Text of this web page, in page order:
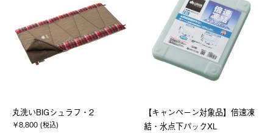
丸洗いBIGシュラフ・2
￥8,800 (税込)
【キャンペーン対象品】倍速凍
結・氷点下パックXL